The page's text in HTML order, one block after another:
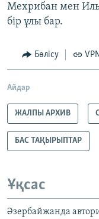
Мехрибан мен
бір ұлы бар.
Бөлісу
Айдар
ЖАЛПЫ АРХИВ
БАС ТАҚЫРЫПТАР
Ұқсас
Әзербайжанда